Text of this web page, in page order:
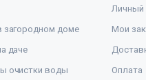
загородном доме
даче
очистки воды
Личный
Мои
Оплата